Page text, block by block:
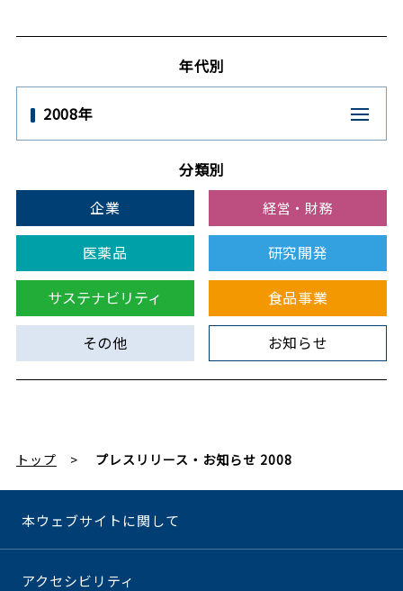
年代別
2008年
分類別
企業
経営・財務
医薬品 研究開発
サステナビリティ 食品事業
その他 お知らせ
トップ プレスリリース・お知らせ 2008
本ウェブサイトに関して
アクセシビリティ